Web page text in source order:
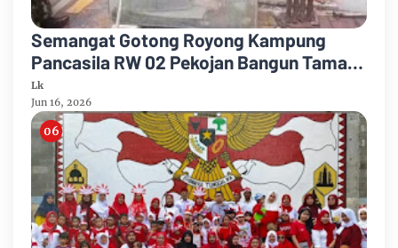
Semangat Gotong Royong Kampung
Pancasila RW 02 Pekojan Bangun Taman
Warga Bersama TNI dan ASN
Lk
Jun 16, 2026